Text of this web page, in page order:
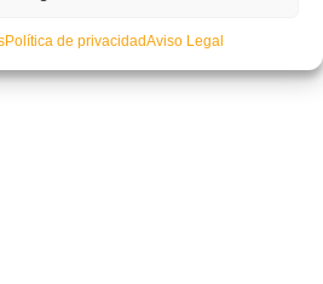
Política de privacidadAviso Legal